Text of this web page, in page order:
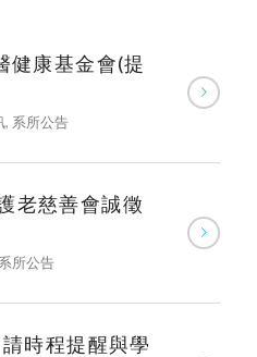
健康基金會(提
, 系所公告
老慈善會誠徵
系所公告
時程提醒與學